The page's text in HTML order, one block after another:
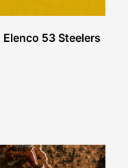
53 Steelers